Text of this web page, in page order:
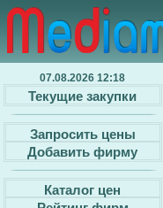
07.08.2026 12:18
Текущие закупки
Запросить цены
Добавить фирму
Каталог цен